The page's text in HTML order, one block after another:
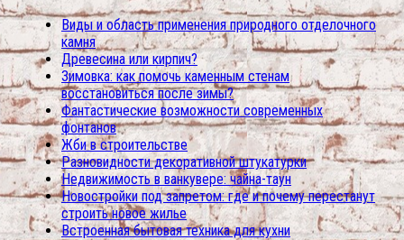
Виды и область применения природного отделочного
камня
Древесина или кирпич?
Зимовка: как помочь каменным стенам
восстановиться после зимы?
Фантастические возможности современных
фонтанов
Жби в строительстве
Разновидности декоративной штукатурки
Недвижимость в ванкувере: чайна-таун
Новостройки под запретом: где и почему перестанут
строить новое жилье
Встроенная бытовая техника для кухни